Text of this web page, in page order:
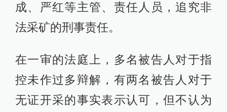
成、严红等主管、责任人员，追究非
法采矿的刑事责任。
在一审的法庭上，多名被告人对于指
控未作过多辩解，有两名被告人对于
无证开采的事实表示认可，但不认为